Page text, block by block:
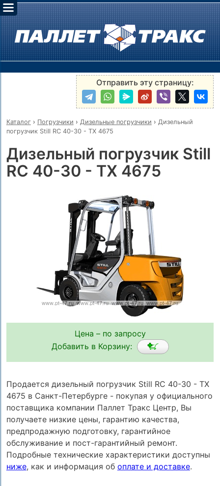
Отправить эту страницу:
Каталог› Погрузчики › Дизельные погрузчики › Дизельный
погрузчик Still RC 40-30 - TX 4675
Дизельный погрузчик Still
RC 40-30 - TX 4675
Цена – по запросу
Добавить в Корзину:
Продается дизельный погрузчик Still RC 40-30 - TX
4675 в Санкт-Петербурге - покупая у официального
поставщика компании Паллет Тракс Центр, Вы
получаете низкие цены, гарантию качества,
предпродажную подготовку, гарантийное
обслуживание и пост-гарантийный ремонт.
Подробные технические характеристики доступны
ниже, как и информация об оплате и доставке.